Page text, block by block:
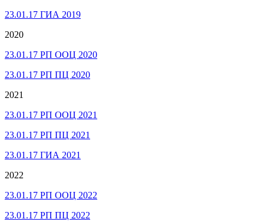
23.01.17 ГИА 2019
2020
23.01.17 РП ООЦ 2020
23.01.17 РП ПЦ 2020
2021
23.01.17 РП ООЦ 2021
23.01.17 РП ПЦ 2021
23.01.17 ГИА 2021
2022
23.01.17 РП ООЦ 2022
23.01.17 РП ПЦ 2022